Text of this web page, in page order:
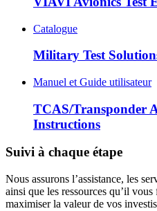
Catalogue
Military Test
Manuel et Guide utilisateur
TCAS/Transponder
Instructions
Suivi à chaque étape
Nous assurons l’assistance, les
ainsi que les ressources qu’il
maximiser la valeur de vos